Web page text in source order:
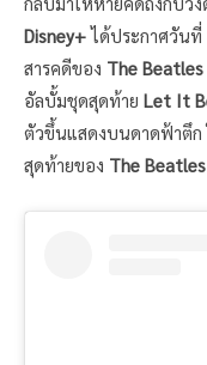
Disney+ได้ประกาศวัน
สารคดีของ The Beatles
อัลบั้มชุดสุดท้าย Let It
ตัวขึ้นแสดงบนดาดฟ้าตึก
สุดท้ายของ The Beatles